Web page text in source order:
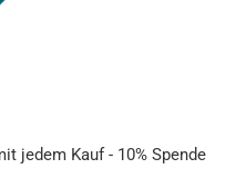
jedem Kauf - 10% Spende